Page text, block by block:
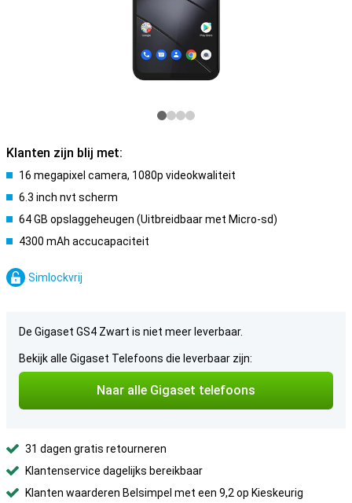
Klanten zijn blij met:
16 megapixel camera, 1080p videokwaliteit
6.3 inch nvt scherm
64 GB opslaggeheugen (Uitbreidbaar met Micro-sd)
4300 mAh accucapaciteit
Simlockvrij
De Gigaset GS4 Zwart is niet meer leverbaar.
Bekijk alle Gigaset Telefoons die leverbaar zijn:
Naar alle Gigaset telefoons
31 dagen gratis retourneren
Klantenservice dagelijks bereikbaar
Klanten waarderen Belsimpel met een 9,2 op Kieskeurig